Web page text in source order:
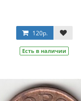
120р.
Есть в наличии